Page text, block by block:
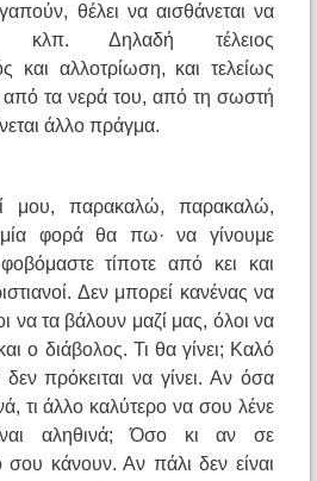
θέλει να αισθάνεται να
κλπ. Δηλαδή τέλειος
και αλλοτρίωση, και τελείως
από τα νερά του, από τη σωστή
άλλο πράγμα.
μου, παρακαλώ, παρακαλώ,
φορά θα πω· να γίνουμε
τίποτε από κει και
Δεν μπορεί κανένας να
να τα βάλουν μαζί μας, όλοι να
ο διάβολος. Τι θα γίνει; Καλό
πρόκειται να γίνει. Αν όσα
τι άλλο καλύτερο να σου λένε
αληθινά; Όσο κι αν σε
κάνουν. Αν πάλι δεν είναι